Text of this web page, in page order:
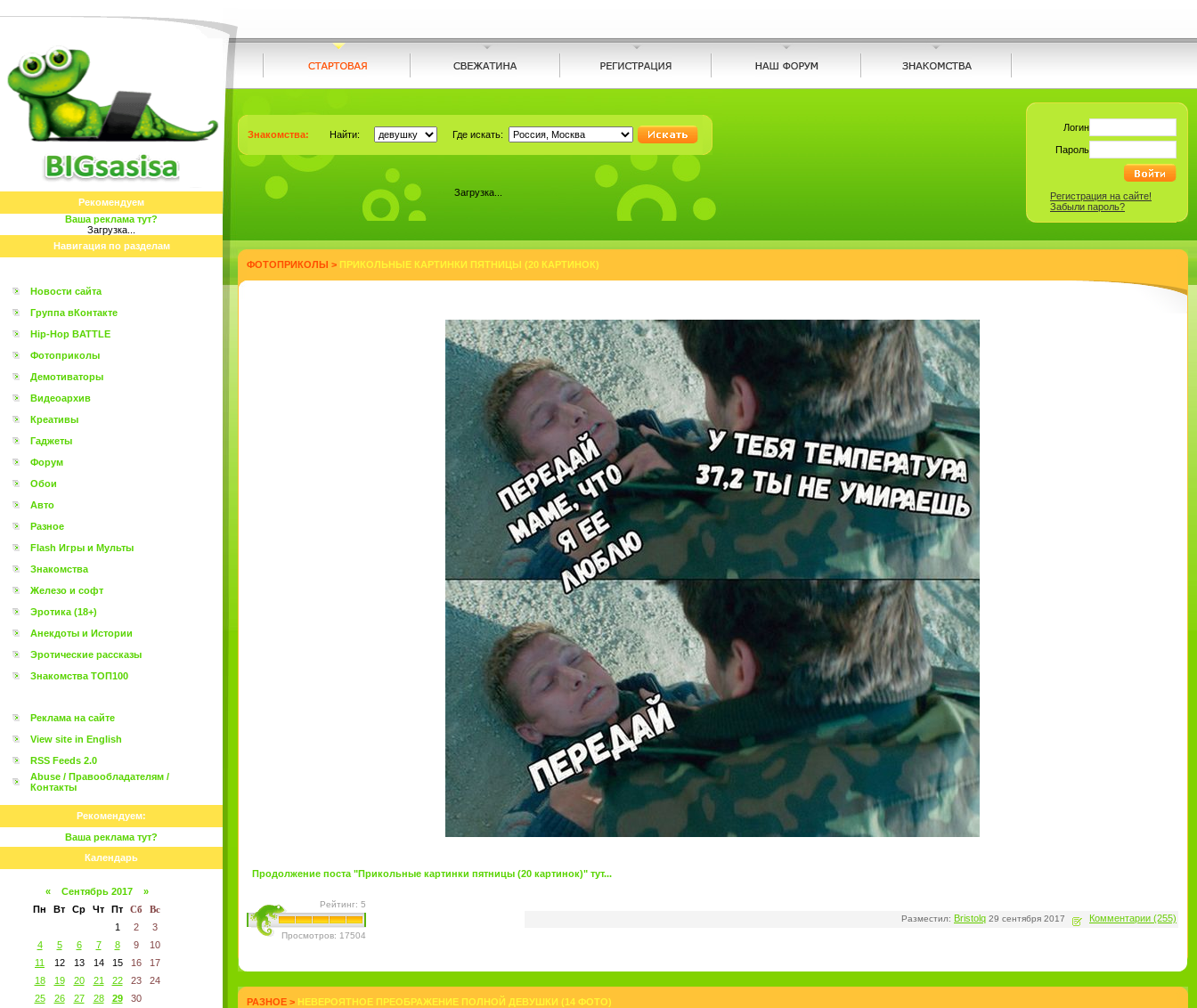
Рекомендуем
Ваша реклама тут?
Загрузка...
Навигация по разделам
Новости сайта
Группа вКонтакте
Hip-Hop BATTLE
Фотоприколы
Демотиваторы
Видеоархив
Креативы
Гаджеты
Форум
Обои
Авто
Разное
Flash Игры и Мульты
Знакомства
Железо и софт
Эротика (18+)
Анекдоты и Истории
Эротические рассказы
Знакомства ТОП100
Реклама на сайте
View site in English
RSS Feeds 2.0
Abuse / Правообладателям /
Контакты
Рекомендуем:
Ваша реклама тут?
Календарь
« Сентябрь 2017
»
Пн
Вт Ср Чт Пт Сб
Вс
1
2
3
4
5 6 7 8 9
10
11
12 13 14 15 16
17
18
19 20 21 22 23
24
25
26 27 28 29 30
Знакомства: Найти: Где искать:
Логин
Пароль
Регистрация на сайте!
Забыли пароль?
Загрузка...
ФОТОПРИКОЛЫ > ПРИКОЛЬНЫЕ КАРТИНКИ ПЯТНИЦЫ (20 КАРТИНОК)
Продолжение поста "Прикольные картинки пятницы (20 картинок)" тут...
Рейтинг: 5
Просмотров: 17504
Разместил: Bristolq 29 сентября 2017 Комментарии (255)
РАЗНОЕ > НЕВЕРОЯТНОЕ ПРЕОБРАЖЕНИЕ ПОЛНОЙ ДЕВУШКИ (14 ФОТО)